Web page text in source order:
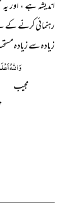
اندیشہ ہے ، اور
رہنمائی کرنے
زیادہ سے زیادہ
وَاللہُ
محمد